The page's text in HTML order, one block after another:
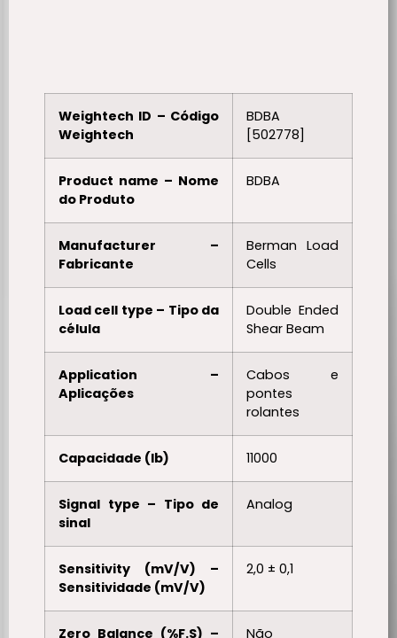
Weightech ID – Código
Weightech
BDBA
[502778]
Product name – Nome
do Produto
BDBA
Manufacturer –
Fabricante
Berman Load
Cells
Load cell type – Tipo da
célula
Double Ended
Shear Beam
Application –
Aplicações
Cabos e
pontes
rolantes
Capacidade (lb) 11000
Signal type – Tipo de
sinal
Analog
Sensitivity (mV/V) –
Sensitividade (mV/V)
2,0 ± 0,1
Zero Balance (%F.S) –
Não